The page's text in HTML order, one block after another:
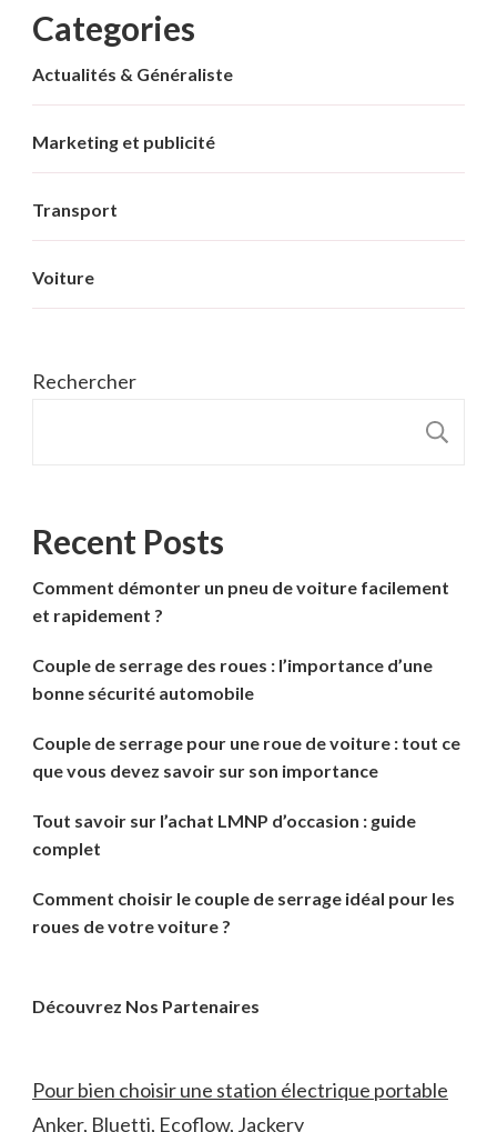
Categories
Actualités & Généraliste
Marketing et publicité
Transport
Voiture
Rechercher
Recent Posts
Comment démonter un pneu de voiture facilement
et rapidement ?
Couple de serrage des roues : l’importance d’une
bonne sécurité automobile
Couple de serrage pour une roue de voiture : tout ce
que vous devez savoir sur son importance
Tout savoir sur l’achat LMNP d’occasion : guide
complet
Comment choisir le couple de serrage idéal pour les
roues de votre voiture ?
Découvrez Nos Partenaires
Pour bien choisir une station électrique portable
Anker, Bluetti, Ecoflow, Jackery